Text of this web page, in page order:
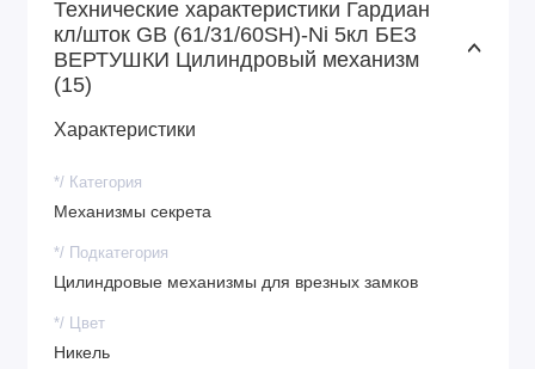
Технические характеристики Гардиан
кл/шток GB (61/31/60SH)-Ni 5кл БЕЗ
ВЕРТУШКИ Цилиндровый механизм
(15)
Характеристики
*/ Категория
Механизмы секрета
*/ Подкатегория
Цилиндровые механизмы для врезных замков
*/ Цвет
Никель